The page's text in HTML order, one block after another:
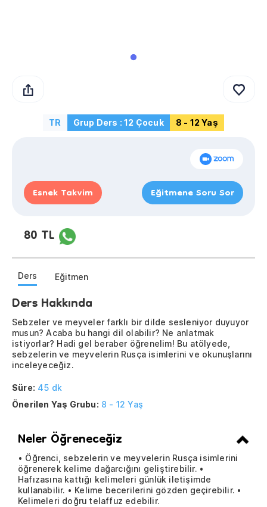
TR Grup Ders : 12 Çocuk 8 - 12 Yaş
Esnek Takvim Eğitmene Soru Sor
80 TL
Ders Eğitmen
Ders Hakkında
Sebzeler ve meyveler farklı bir dilde sesleniyor duyuyor
musun? Acaba bu hangi dil olabilir? Ne anlatmak
istiyorlar? Hadi gel beraber öğrenelim! Bu atölyede,
sebzelerin ve meyvelerin Rusça isimlerini ve okunuşlarını
inceleyeceğiz.
Süre: 45 dk
Önerilen Yaş Grubu: 8 - 12 Yaş
Neler Öğreneceğiz
• Öğrenci, sebzelerin ve meyvelerin Rusça isimlerini
öğrenerek kelime dağarcığını geliştirebilir. •
Hafızasına kattığı kelimeleri günlük iletişimde
kullanabilir. • Kelime becerilerini gözden geçirebilir. •
Kelimeleri doğru telaffuz edebilir.